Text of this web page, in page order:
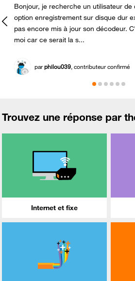
Bonjour, je recherche un utilisateur de
option enregistrement sur disque dur
pas encore mis à jour son décodeur.
moi car ce serait la s...
parphilou039, contributeur confirmé
Trouvez une réponse par
Internet et fixe